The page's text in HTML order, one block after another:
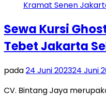
Sewa Kursi
Tebet Jakarta
pada24 Juni 202324 Juni
CV. Bintang Jaya